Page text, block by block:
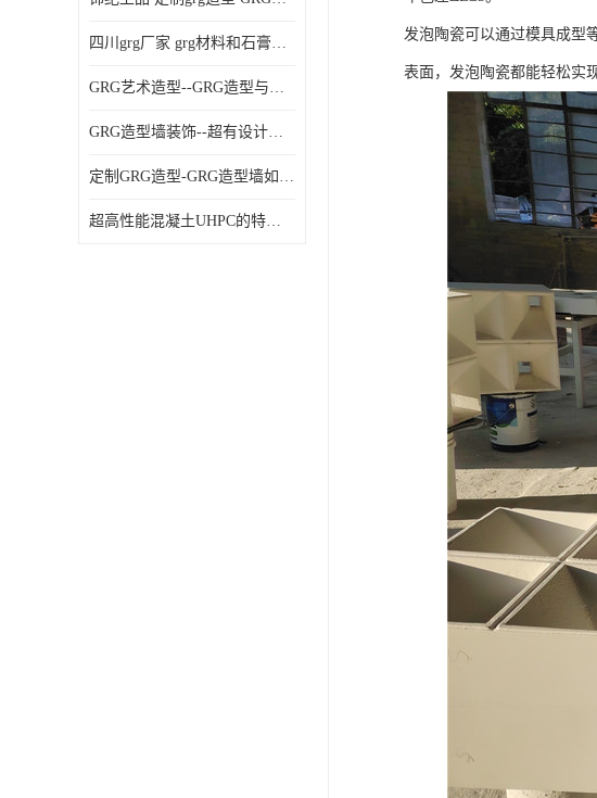
四川grg厂家 grg材料和石膏的区别
GRG艺术造型--GRG造型与会展中心装饰空间的**碰撞
GRG造型墙装饰--超有设计感的网红打卡餐厅GRG造型墙面
定制GRG造型-GRG造型墙如何上颜色
超高性能混凝土UHPC的特点和UHPC技术要求
发泡陶瓷可以通过模具成型
表面，发泡陶瓷都能轻松实